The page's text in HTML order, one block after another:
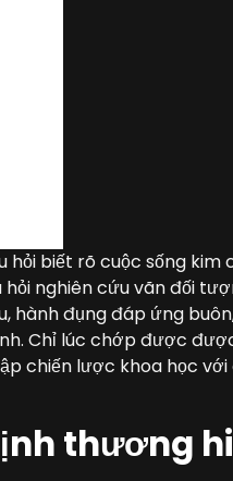
biết rõ cuộc sống kim
hỏi nghiên cứu vãn đối
hành đụng đáp ứng
Chỉ lúc chớp được
chiến lược khoa học với
thương